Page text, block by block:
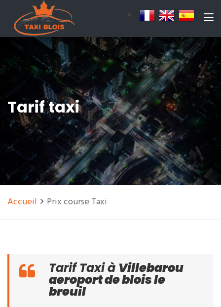
Tarif taxi
Accueil Prix course Taxi
Tarif Taxi à Villebarou
aeroport de blois le
breuil